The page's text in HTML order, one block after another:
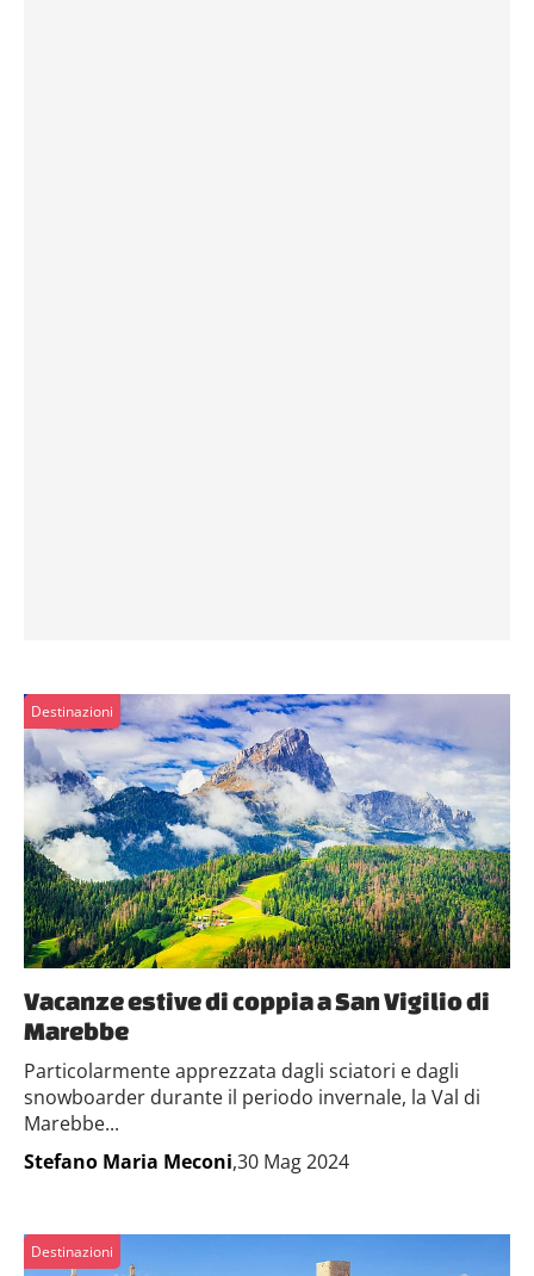
Destinazioni
Vacanze estive di coppia a San Vigilio di
Marebbe
Particolarmente apprezzata dagli sciatori e dagli
snowboarder durante il periodo invernale, la Val di
Marebbe...
Stefano Maria Meconi,30 Mag 2024
Destinazioni